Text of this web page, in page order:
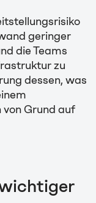
geringer
die Teams
zu
dessen, was
von Grund auf